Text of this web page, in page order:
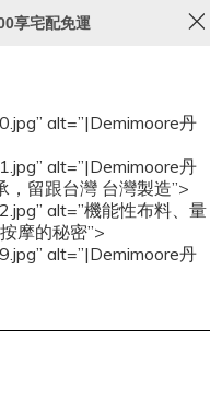
享宅配免運